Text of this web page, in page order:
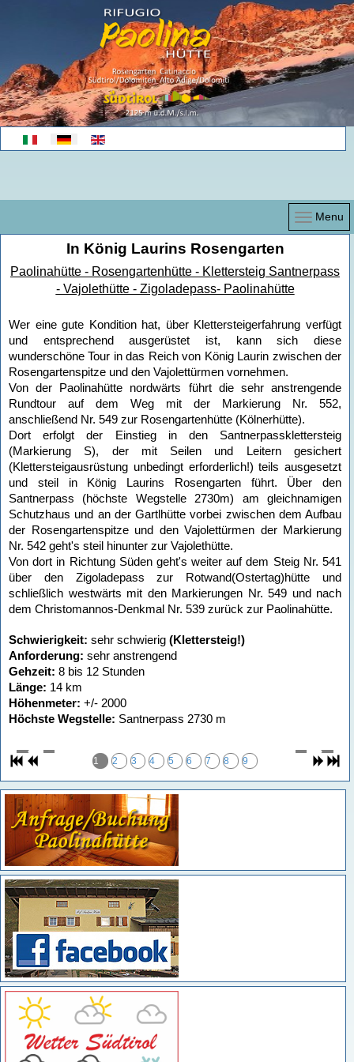
Sprache auswählen
Menu
In König Laurins Rosengarten
Paolinahütte - Rosengartenhütte - Klettersteig Santnerpass
- Vajolethütte - Zigoladepass- Paolinahütte
Wer eine gute Kondition hat, über Klettersteigerfahrung verfügt
und entsprechend ausgerüstet ist, kann sich diese
wunderschöne Tour in das Reich von König Laurin zwischen der
Rosengartenspitze und den Vajolettürmen vornehmen.
Von der Paolinahütte nordwärts führt die sehr anstrengende
Rundtour auf dem Weg mit der Markierung Nr. 552,
anschließend Nr. 549 zur Rosengartenhütte (Kölnerhütte).
Dort erfolgt der Einstieg in den Santnerpassklettersteig
(Markierung S), der mit Seilen und Leitern gesichert
(Klettersteigausrüstung unbedingt erforderlich!) teils ausgesetzt
und steil in König Laurins Rosengarten führt. Über den
Santnerpass (höchste Wegstelle 2730m) am gleichnamigen
Schutzhaus und an der Gartlhütte vorbei zwischen dem Aufbau
der Rosengartenspitze und den Vajolettürmen der Markierung
Nr. 542 geht's steil hinunter zur Vajolethütte.
Von dort in Richtung Süden geht's weiter auf dem Steig Nr. 541
über den Zigoladepass zur Rotwand(Ostertag)hütte und
schließlich westwärts mit den Markierungen Nr. 549 und nach
dem Christomannos-Denkmal Nr. 539 zurück zur Paolinahütte.
Schwierigkeit: sehr schwierig (Klettersteig!)
Anforderung: sehr anstrengend
Gehzeit: 8 bis 12 Stunden
Länge: 14 km
Höhenmeter: +/- 2000
Höchste Wegstelle: Santnerpass 2730 m
1 2 3 4 5 6 7 8 9